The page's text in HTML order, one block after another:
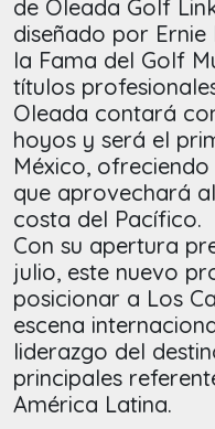
de Oleada Golf
diseñado por
la Fama del Golf
títulos
Oleada contará
hoyos y será el
México,
que aprovechará
costa del Pacífico.
Con su apertura
julio, este nuevo
posicionar a Los
escena
liderazgo del
principales
América Latina.